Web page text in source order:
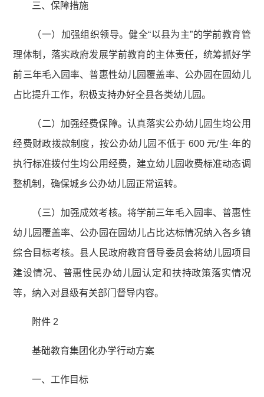
三、保障措施
（一）加强组织领导。健全“以县为主”的学前教育管
理体制，落实政府发展学前教育的主体责任，统筹抓好学
前三年毛入园率、普惠性幼儿园覆盖率、公办园在园幼儿
占比提升工作，积极支持办好全县各类幼儿园。
（二）加强经费保障。认真落实公办幼儿园生均公用
经费财政拨款制度，按公办幼儿园不低于 600 元/生·年的
执行标准拨付生均公用经费，建立幼儿园收费标准动态调
整机制，确保城乡公办幼儿园正常运转。
（三）加强成效考核。将学前三年毛入园率、普惠性
幼儿园覆盖率、公办园在园幼儿占比达标情况纳入各乡镇
综合目标考核。县人民政府教育督导委员会将幼儿园项目
建设情况、普惠性民办幼儿园认定和扶持政策落实情况
等，纳入对县级有关部门督导内容。
附件 2
基础教育集团化办学行动方案
一、工作目标